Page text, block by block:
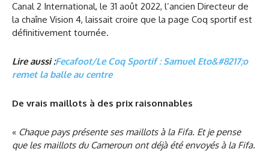
Canal 2 International, le 31 août 2022, l’ancien Directeur de
la chaîne Vision 4, laissait croire que la page Coq sportif est
définitivement tournée.
Lire aussi :Fecafoot/Le Coq Sportif : Samuel Eto&#8217;o
remet la balle au centre
De vrais maillots à des prix raisonnables
« Chaque pays présente ses maillots à la Fifa. Et je pense
que les maillots du Cameroun ont déjà été envoyés à la Fifa.